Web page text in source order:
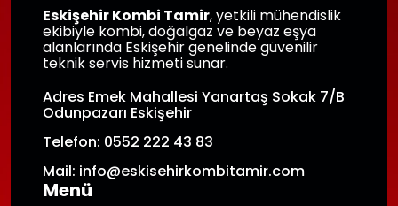
Eskişehir Kombi Tamir, yetkili mühendislik
ekibiyle kombi, doğalgaz ve beyaz eşya
alanlarında Eskişehir genelinde güvenilir
teknik servis hizmeti sunar.
Adres Emek Mahallesi Yanartaş Sokak 7/B
Odunpazarı Eskişehir
Telefon: 0552 222 43 83
Mail: info@eskisehirkombitamir.com
Menü